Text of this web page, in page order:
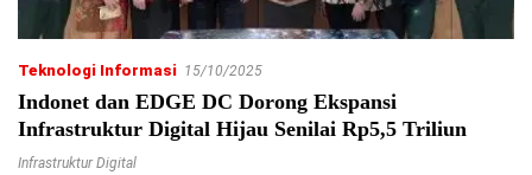
Teknologi Informasi 15/10/2025
Indonet dan EDGE DC Dorong Ekspansi
Infrastruktur Digital Hijau Senilai Rp5,5 Triliun
Infrastruktur Digital